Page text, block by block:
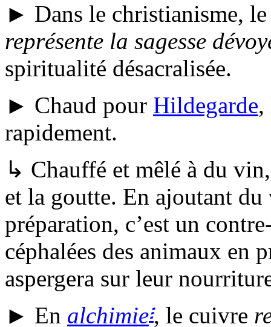
► Dans le christianisme,
représente la sagesse
spiritualité désacralisée.
► Chaud pour Hildegarde,
rapidement.
↳ Chauffé et mêlé à du
et la goutte. En ajoutant
préparation, c’est un
céphalées des animaux en
aspergera sur leur
► En alchimie፧, le cuivre